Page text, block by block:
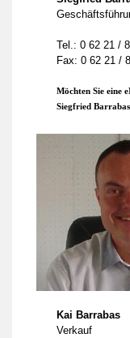
Tel.: 0 62 21 /
Fax: 0 62 21 /
Möchten Sie eine
Siegfried
Kai Barrabas
Verkauf